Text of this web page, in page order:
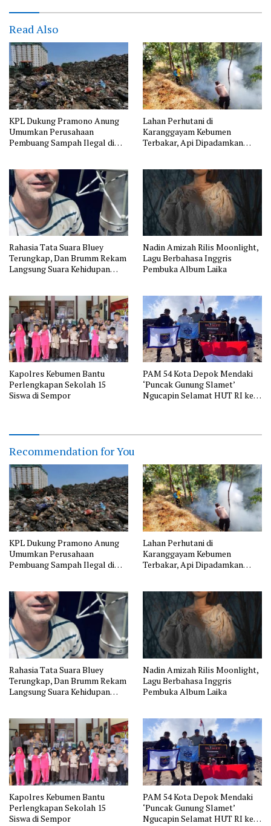
Read Also
KPL Dukung Pramono Anung
Umumkan Perusahaan
Pembuang Sampah Ilegal di
Lahan Perhutani di
Karanggayam Kebumen
Terbakar, Api Dipadamkan
Rahasia Tata Suara Bluey
Terungkap, Dan Brumm Rekam
Langsung Suara Kehidupan
Nadin Amizah Rilis Moonlight,
Lagu Berbahasa Inggris
Pembuka Album Laika
Kapolres Kebumen Bantu
Perlengkapan Sekolah 15
Siswa di Sempor
PAM 54 Kota Depok Mendaki
‘Puncak Gunung Slamet’
Ngucapin Selamat HUT RI ke-
Recommendation for You
KPL Dukung Pramono Anung
Umumkan Perusahaan
Pembuang Sampah Ilegal di
Lahan Perhutani di
Karanggayam Kebumen
Terbakar, Api Dipadamkan
Rahasia Tata Suara Bluey
Terungkap, Dan Brumm Rekam
Langsung Suara Kehidupan
Nadin Amizah Rilis Moonlight,
Lagu Berbahasa Inggris
Pembuka Album Laika
Kapolres Kebumen Bantu
Perlengkapan Sekolah 15
Siswa di Sempor
PAM 54 Kota Depok Mendaki
‘Puncak Gunung Slamet’
Ngucapin Selamat HUT RI ke-